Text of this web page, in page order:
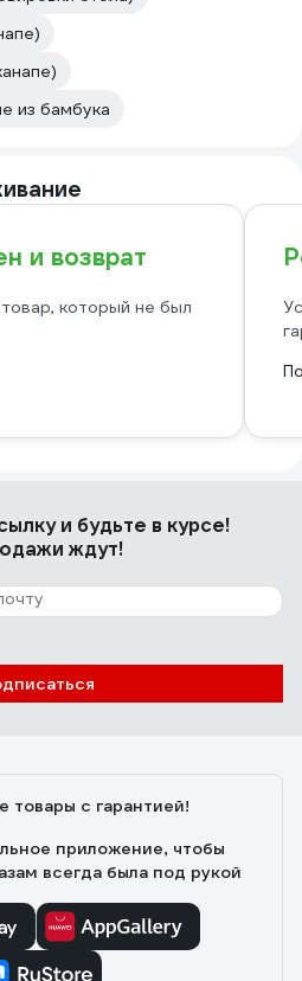
из бамбука
и возврат
который не был
и будьте в курсе!
ждут!
товары с гарантией!
приложение, чтобы
всегда была под рукой